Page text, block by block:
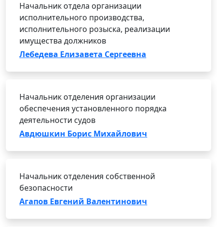
Начальник отдела организации
исполнительного производства,
исполнительного розыска, реализации
имущества должников
Лебедева Елизавета Сергеевна
Начальник отделения организации
обеспечения установленного порядка
деятельности судов
Авдюшкин Борис Михайлович
Начальник отделения собственной
безопасности
Агапов Евгений Валентинович